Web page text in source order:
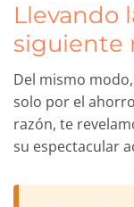
Llevando
siguiente
Del mismo
solo por el
razón, te
su espectacular